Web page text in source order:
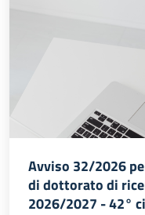
Avviso 32/2026
di dottorato di
2026/2027 - 42°